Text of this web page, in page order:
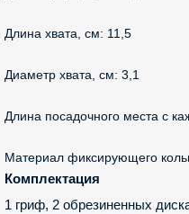
Длина хвата, см: 11,5
Диаметр хвата, см: 3,1
Длина посадочного места с
Материал фиксирующего
Комплектация
1 гриф, 2 обрезиненных